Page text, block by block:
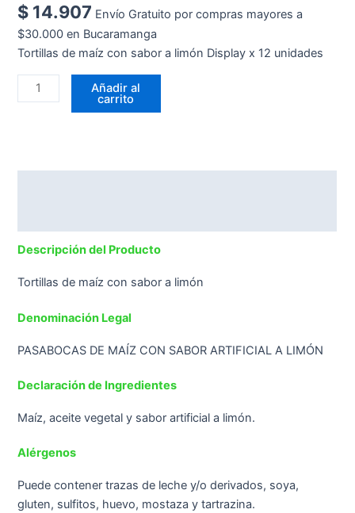
$ 14.907 Envío Gratuito por compras mayores a
$30.000 en Bucaramanga
Tortillas de maíz con sabor a limón Display x 12 unidades
Añadir al
carrito
Descripción del Producto
Tortillas de maíz con sabor a limón
Denominación Legal
PASABOCAS DE MAÍZ CON SABOR ARTIFICIAL A LIMÓN
Declaración de Ingredientes
Maíz, aceite vegetal y sabor artificial a limón.
Alérgenos
Puede contener trazas de leche y/o derivados, soya,
gluten, sulfitos, huevo, mostaza y tartrazina.